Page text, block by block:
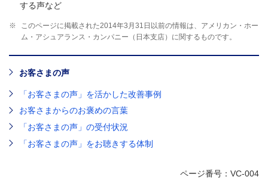
する声など
※
このページに掲載された2014年3月31日以前の情報は、アメリカン・ホー
ム・アシュアランス・カンパニー（日本支店）に関するものです。
お客さまの声
「お客さまの声」を活かした改善事例
お客さまからのお褒めの言葉
「お客さまの声」の受付状況
「お客さまの声」をお聴きする体制
ページ番号：VC-004